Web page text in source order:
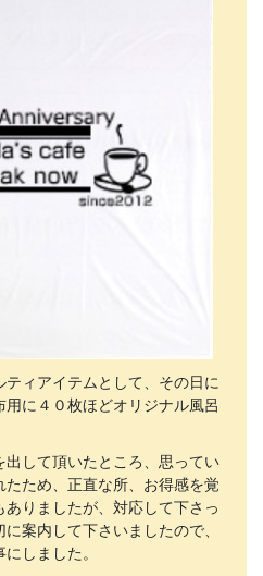
ィアイテムとして、その日に
に４０枚ほどオリジナル風呂
して頂いたところ、思ってい
ため、正直な所、お得感を覚
りましたが、対応して下さっ
案内して下さいましたので、
しました。